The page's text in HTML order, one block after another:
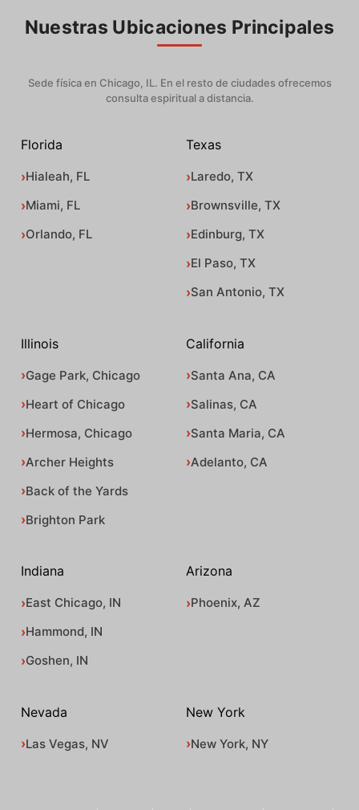
Nuestras Ubicaciones Principales
Sede física en Chicago, IL. En el resto de ciudades ofrecemos
consulta espiritual a distancia.
Florida
Hialeah, FL
Miami, FL
Orlando, FL
Texas
Laredo, TX
Brownsville, TX
Edinburg, TX
El Paso, TX
San Antonio, TX
Illinois
Gage Park, Chicago
Heart of Chicago
Hermosa, Chicago
Archer Heights
Back of the Yards
Brighton Park
California
Santa Ana, CA
Salinas, CA
Santa Maria, CA
Adelanto, CA
Indiana
East Chicago, IN
Hammond, IN
Goshen, IN
Arizona
Phoenix, AZ
Nevada
Las Vegas, NV
New York
New York, NY